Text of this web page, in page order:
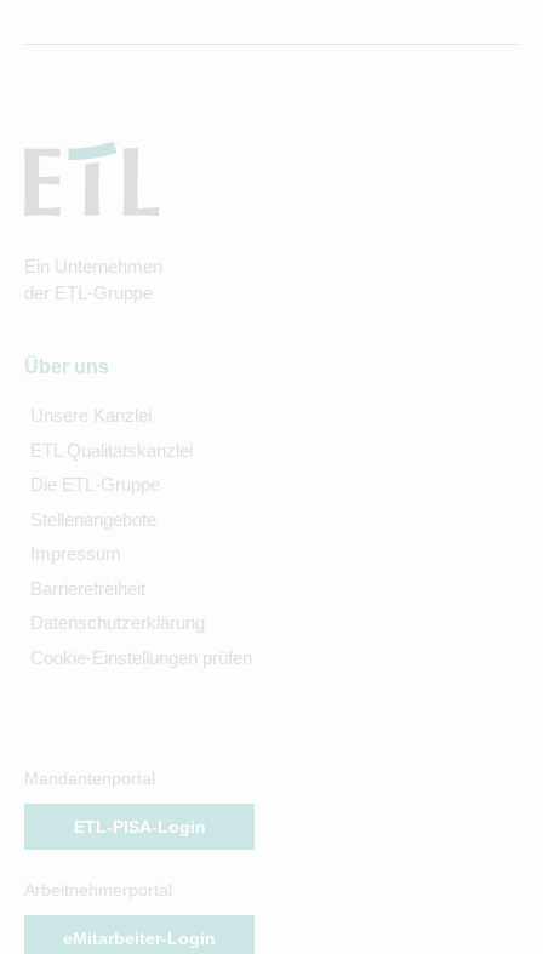
Ein Unternehmen
der ETL-Gruppe
Über uns
Unsere Kanzlei
ETL Qualitätskanzlei
Die ETL-Gruppe
Stellenangebote
Impressum
Barrierefreiheit
Datenschutzerklärung
Cookie-Einstellungen prüfen
Mandantenportal
ETL-PISA-Login
Arbeitnehmerportal
eMitarbeiter-Login